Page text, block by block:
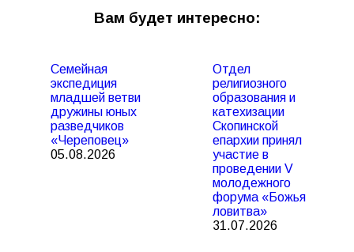
Вам будет интересно:
Семейная
экспедиция
младшей ветви
дружины юных
разведчиков
«Череповец»
05.08.2026
Отдел
религиозного
образования и
катехизации
Скопинской
епархии принял
участие в
проведении V
молодежного
форума «Божья
ловитва»
31.07.2026